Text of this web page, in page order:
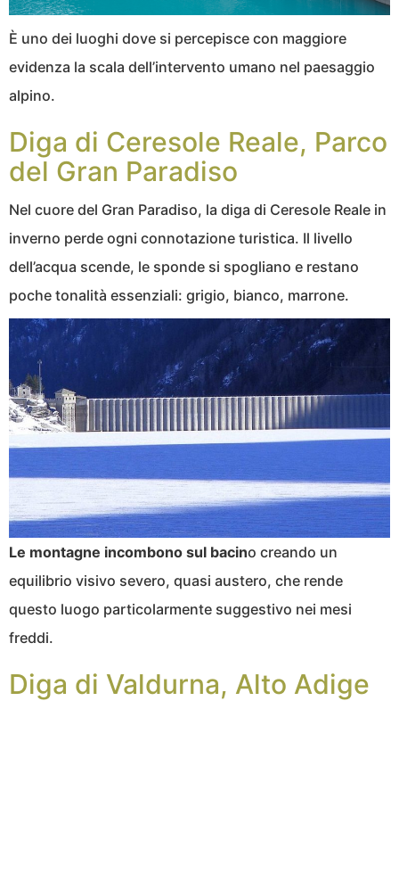
È uno dei luoghi dove si percepisce con maggiore
evidenza la scala dell’intervento umano nel paesaggio
alpino.
Diga di Ceresole Reale, Parco
del Gran Paradiso
Nel cuore del Gran Paradiso, la diga di Ceresole Reale in
inverno perde ogni connotazione turistica. Il livello
dell’acqua scende, le sponde si spogliano e restano
poche tonalità essenziali: grigio, bianco, marrone.
Le montagne incombono sul bacino creando un
equilibrio visivo severo, quasi austero, che rende
questo luogo particolarmente suggestivo nei mesi
freddi.
Diga di Valdurna, Alto Adige